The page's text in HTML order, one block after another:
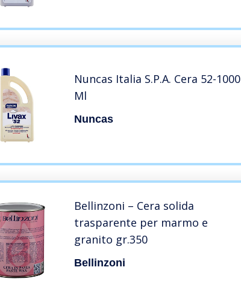
Nuncas Italia S.P.A. Cera 52-1000
Ml
Nuncas
Bellinzoni – Cera solida
trasparente per marmo e
granito gr.350
Bellinzoni